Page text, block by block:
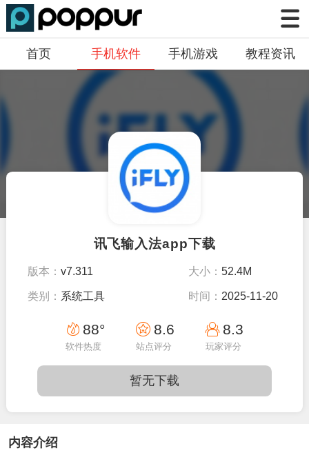
首页 手机软件 手机游戏 教程资讯
讯飞输入法app下载
版本：v7.311 大小：52.4M
类别： 系统工具 时间： 2025-11-20
23:10:50
88°
软件热度
8.6
站点评分
8.3
玩家评分
暂无下载
内容介绍